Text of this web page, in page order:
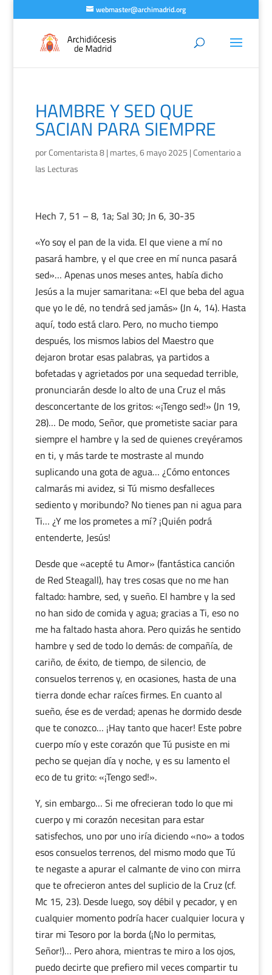
webmaster@archimadrid.org
HAMBRE Y SED QUE
SACIAN PARA SIEMPRE
porComentarista 8| martes, 6 mayo 2025 |Comentario a
las Lecturas
Hech 7, 51 – 8, 1a; Sal 30; Jn 6, 30-35
«Yo soy el pan de la vida. El que viene a mí no
pasará hambre, y el que cree en mí nunca pasará
sed»… Apenas unos meses antes, había dicho
Jesús a la mujer samaritana: «El que beba del agua
que yo le dé, no tendrá sed jamás» (Jn 4, 14). Hasta
aquí, todo está claro. Pero, no mucho tiempo
después, los mismos labios del Maestro que
dejaron brotar esas palabras, ya partidos a
bofetadas y agrietados por una sequedad terrible,
pronunciarán desde lo alto de una Cruz el más
desconcertante de los gritos: «¡Tengo sed!» (Jn 19,
28)… De modo, Señor, que prometiste saciar para
siempre el hambre y la sed de quienes creyéramos
en ti, y más tarde te mostraste al mundo
suplicando una gota de agua… ¿Cómo entonces
calmarás mi avidez, si Tú mismo desfalleces
sediento y moribundo? No tienes pan ni agua para
Ti… ¿Y me los prometes a mí? ¡Quién podrá
entenderte, Jesús!
Desde que «acepté tu Amor» (fantástica canción
de Red Steagall), hay tres cosas que no me han
faltado: hambre, sed, y sueño. El hambre y la sed
no han sido de comida y agua; gracias a Ti, eso no
me ha faltado hasta ahora. Pero quizás he sentido
hambre y sed de todo lo demás: de compañía, de
cariño, de éxito, de tiempo, de silencio, de
consuelos terrenos y, en ocasiones, hasta de una
tierra donde echar raíces firmes. En cuanto al
sueño, ése es de verdad; apenas he dormido desde
que te conozco… ¡Hay tanto que hacer! Este pobre
cuerpo mío y este corazón que Tú pusiste en mi
pecho se quejan día y noche, y es su lamento el
eco de tu grito: «¡Tengo sed!».
Y, sin embargo… Si me ofrecieran todo lo que mi
cuerpo y mi corazón necesitan para estar
satisfechos, uno por uno iría diciendo «no» a todos
esos consuelos terrenos, del mismo modo que Tú
te negaste a apurar el calmante de vino con mirra
que te ofrecieron antes del suplicio de la Cruz (cf.
Mc 15, 23). Desde luego, soy débil y pecador, y en
cualquier momento podría hacer cualquier locura y
tirar mi Tesoro por la borda (¡No lo permitas,
Señor!)… Pero ahora, mientras te miro a los ojos,
puedo decirte que prefiero mil veces compartir tu